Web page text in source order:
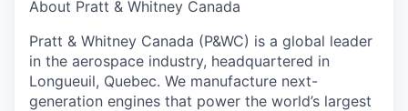
About Pratt & Whitney Canada
Pratt & Whitney Canada (P&WC) is a global leader
in the aerospace industry, headquartered in
Longueuil, Quebec. We manufacture next-
generation engines that power the world’s largest